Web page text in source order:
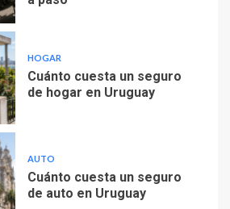
HOGAR
Cuánto cuesta un seguro
de hogar en Uruguay
AUTO
Cuánto cuesta un seguro
de auto en Uruguay